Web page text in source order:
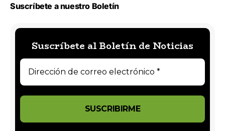
Suscríbete a nuestro Boletín
Suscríbete al Boletín de Noticias